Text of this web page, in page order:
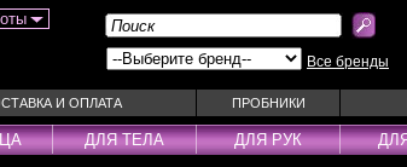
Все бренды
И ОПЛАТА ПРОБНИКИ
ДЛЯ ТЕЛА ДЛЯ РУК